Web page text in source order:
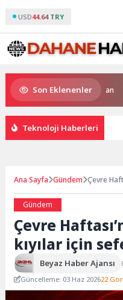
USD44.64 TRY
Son Eklenenler
Başkan Büyükakın’dan
Teknoloji Haberleri
Ana Sayfa Gündem Çevre
Gündem
Çevre
kıyılar için
Beyaz Haber Ajansı
Güncelleme: 03 Haz 202622